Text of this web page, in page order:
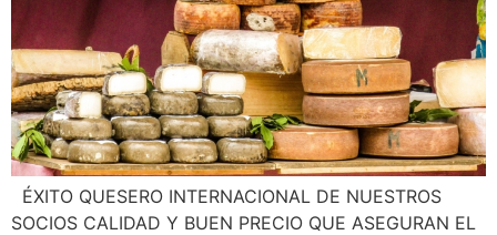
ÉXITO QUESERO INTERNACIONAL DE NUESTROS
SOCIOS CALIDAD Y BUEN PRECIO QUE ASEGURAN EL